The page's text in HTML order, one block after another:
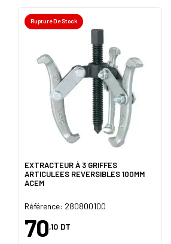
Rupture De Stock
EXTRACTEUR À 3 GRIFFES
ARTICULEES REVERSIBLES 100MM
ACEM
Référence: 280800100
70,10 DT